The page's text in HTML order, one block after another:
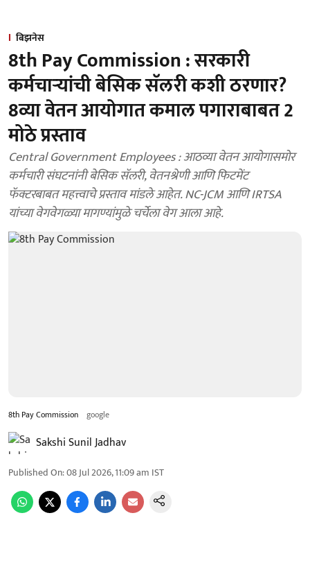
बिझनेस
8th Pay Commission : सरकारी
कर्मचाऱ्यांची बेसिक सॅलरी कशी ठरणार?
8व्या वेतन आयोगात कमाल पगाराबाबत 2
मोठे प्रस्ताव
Central Government Employees : आठव्या वेतन आयोगासमोर
कर्मचारी संघटनांनी बेसिक सॅलरी, वेतनश्रेणी आणि फिटमेंट
फॅक्टरबाबत महत्त्वाचे प्रस्ताव मांडले आहेत. NC-JCM आणि IRTSA
यांच्या वेगवेगळ्या मागण्यांमुळे चर्चेला वेग आला आहे.
8th Pay Commission google
Sakshi Sunil Jadhav
Published On:08 Jul 2026, 11:09 am IST